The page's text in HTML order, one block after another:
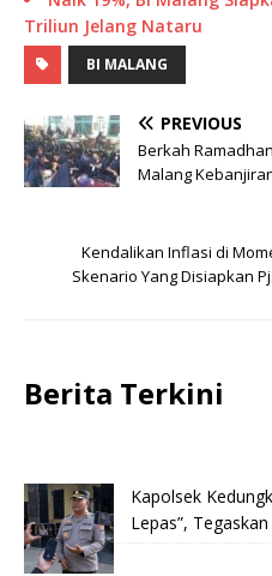
Triliun Jelang Nataru
BI MALANG
PREVIOUS
Berkah
Malang
Kendalikan Inflasi di
Skenario Yang Disiapkan
Berita Terkini
Kapolsek
Lepas”,